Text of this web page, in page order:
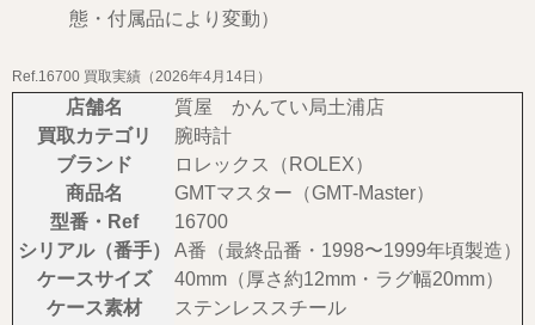
態・付属品により変動）
Ref.16700 買取実績（2026年4月14日）
店舗名
質屋 かんてい局土浦店
買取カテゴリ
腕時計
ブランド
ロレックス（ROLEX）
商品名
GMTマスター（GMT-Master）
型番・Ref
16700
シリアル（番手）
A番（最終品番・1998〜1999年頃製造）
ケースサイズ
40mm（厚さ約12mm・ラグ幅20mm）
ケース素材
ステンレススチール